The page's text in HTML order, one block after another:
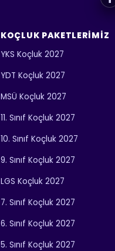
KOÇLUK PAKETLERIMIZ
YKS Koçluk 2027
YDT Koçluk 2027
MSÜ Koçluk 2027
11. Sınıf Koçluk 2027
10. Sınıf Koçluk 2027
9. Sınıf Koçluk 2027
LGS Koçluk 2027
7. Sınıf Koçluk 2027
6. Sınıf Koçluk 2027
5. Sınıf Koçluk 2027